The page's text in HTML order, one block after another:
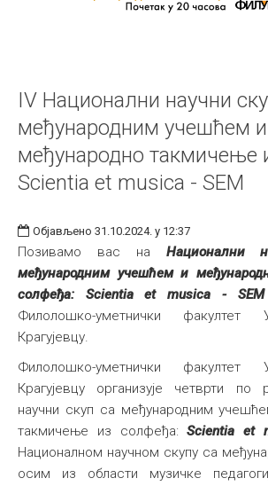
IV Национални научни
међународним учешћем и
међународно такмичење
Scientia et musica - SEM
Објављено 31.10.2024. у 12:37
Позивамо вас на Национални
међународним учешћем и
солфеђа: Scientia et musica - SEM
Филолошко-уметнички факултет
Крагујевцу.
Филолошко-уметнички факултет
Крагујевцу организује четврти по
научни скуп са међународним
такмичење из солфеђа:Scientia et
Националном научном скупу са
осим из области музичке